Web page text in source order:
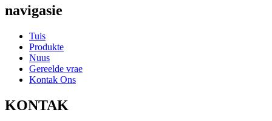
navigasie
Tuis
Produkte
Nuus
Gereelde vrae
Kontak Ons
KONTAK